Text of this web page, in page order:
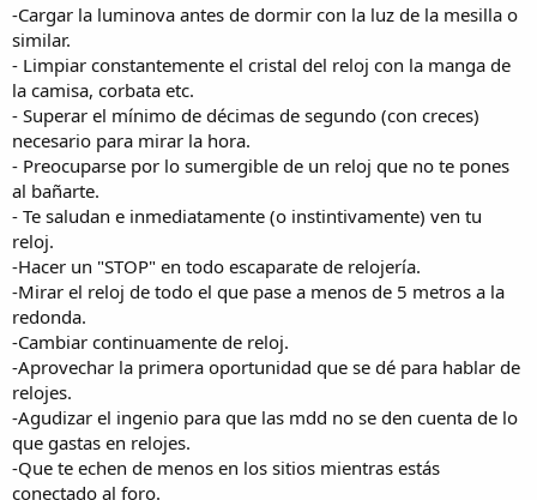
-Cargar la luminova antes de dormir con la luz de la mesilla o
similar.
- Limpiar constantemente el cristal del reloj con la manga de
la camisa, corbata etc.
- Superar el mínimo de décimas de segundo (con creces)
necesario para mirar la hora.
- Preocuparse por lo sumergible de un reloj que no te pones
al bañarte.
- Te saludan e inmediatamente (o instintivamente) ven tu
reloj.
-Hacer un "STOP" en todo escaparate de relojería.
-Mirar el reloj de todo el que pase a menos de 5 metros a la
redonda.
-Cambiar continuamente de reloj.
-Aprovechar la primera oportunidad que se dé para hablar de
relojes.
-Agudizar el ingenio para que las mdd no se den cuenta de lo
que gastas en relojes.
-Que te echen de menos en los sitios mientras estás
conectado al foro.